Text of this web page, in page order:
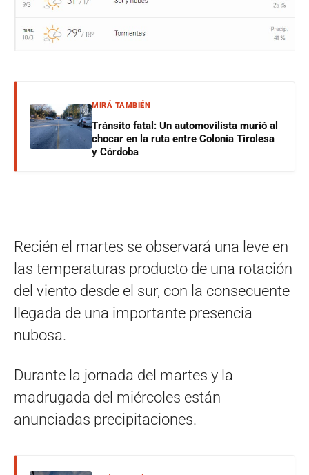
MIRÁ TAMBIÉN
Tránsito fatal: Un automovilista murió al
chocar en la ruta entre Colonia Tirolesa
y Córdoba
Recién el martes se observará una leve en
las temperaturas producto de una rotación
del viento desde el sur, con la consecuente
llegada de una importante presencia
nubosa.
Durante la jornada del martes y la
madrugada del miércoles están
anunciadas precipitaciones.